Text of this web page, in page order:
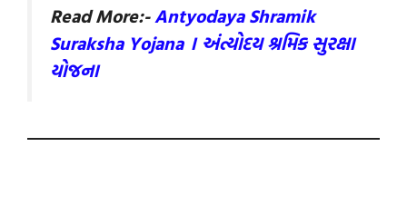
Read More:-Antyodaya Shramik
Suraksha Yojana । અંત્યોદય શ્રમિક સુરક્ષા
યોજના